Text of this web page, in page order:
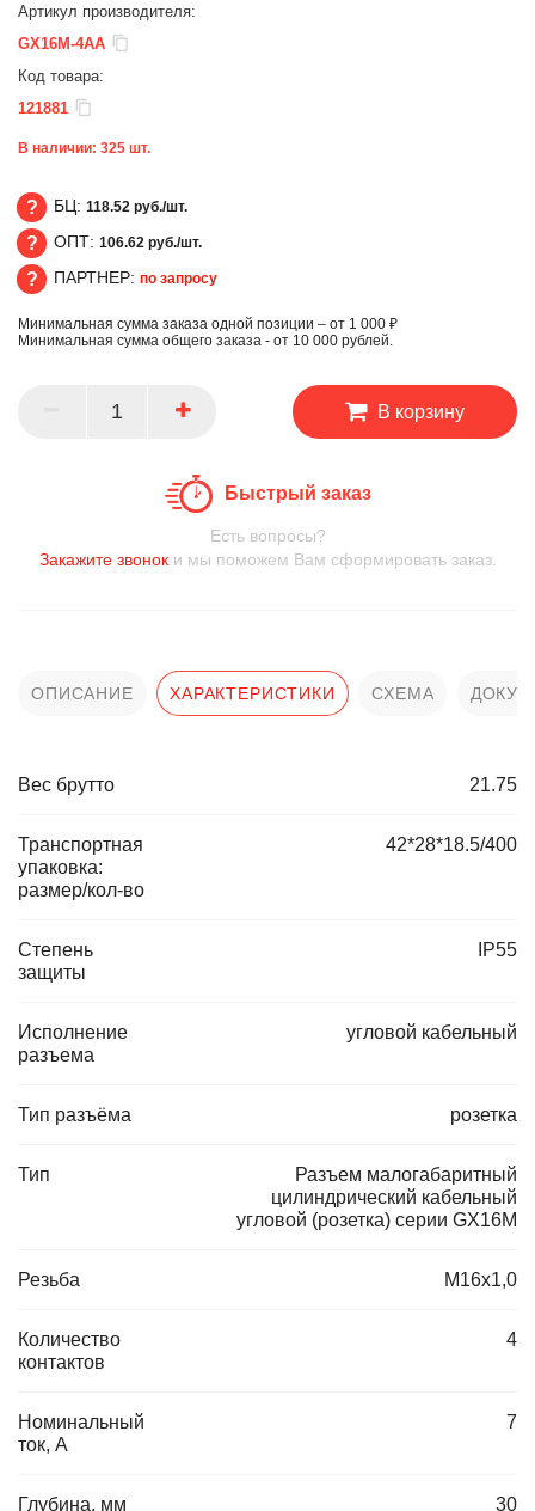
Артикул производителя:
GX16M-4AA
Код товара:
121881
В наличии: 325 шт.
БЦ
БЦ: 118.52 руб./шт.
ОПТ
ОПТ: 106.62 руб./шт.
ПАРТНЕР
ПАРТНЕР: по запросу
Минимальная сумма заказа одной позиции – от 1 000 ₽
Минимальная сумма общего заказа - от 10 000 рублей.
В корзину
Быстрый заказ
Есть вопросы?
Закажите звоноки мы поможем Вам сформировать заказ.
ОПИСАНИЕ ХАРАКТЕРИСТИКИ СХЕМА
Вес брутто 21.75
Транспортная
упаковка:
размер/кол-во
42*28*18.5/400
Степень
защиты
IP55
Исполнение
разъема
угловой кабельный
Тип разъёма розетка
Тип
Разъем малогабаритный
цилиндрический кабельный
угловой (розетка) серии GX16M
Резьба M16x1,0
Количество
контактов
4
Номинальный
ток, А
7
Глубина, мм 30